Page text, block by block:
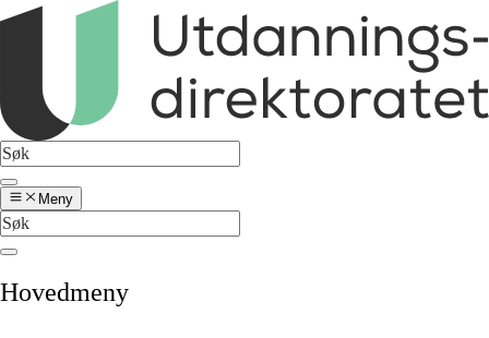
Meny
Hovedmeny